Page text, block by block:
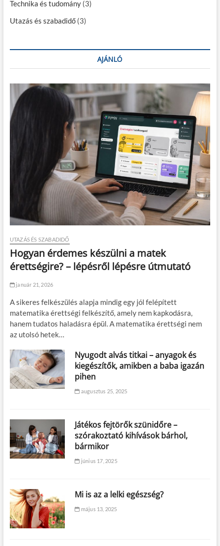
á
c
ó
Technika és tudomány(3)
Utazás és szabadidő(3)
AJÁNLÓ
UTAZÁS ÉS SZABADIDŐ
Hogyan érdemes készülni a matek
érettségire? – lépésről lépésre útmutató
január 21, 2026
A sikeres felkészülés alapja mindig egy jól felépített
matematika érettségi felkészítő, amely nem kapkodásra,
hanem tudatos haladásra épül. A matematika érettségi nem
az utolsó hetek…
Nyugodt alvás titkai – anyagok és
kiegészítők, amikben a baba igazán
pihen
augusztus 25, 2025
Játékos fejtörők szünidőre –
szórakoztató kihívások bárhol,
bármikor
június 17, 2025
Mi is az a lelki egészség?
május 13, 2025